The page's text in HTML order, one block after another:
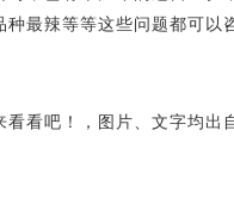
最辣等等这些问题都可以
吧！，图片、文字均出